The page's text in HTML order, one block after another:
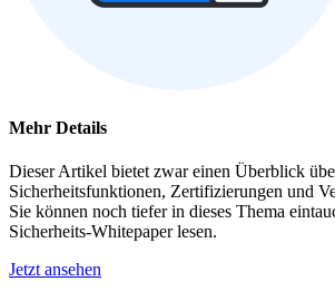
Mehr Details
Dieser Artikel bietet zwar einen Überblick
Sicherheitsfunktionen, Zertifizierungen und
Sie können noch tiefer in dieses Thema
Sicherheits-Whitepaper lesen.
Jetzt ansehen